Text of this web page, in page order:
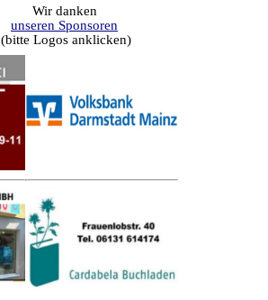
Wir danken
unseren Sponsoren
(bitte Logos anklicken)